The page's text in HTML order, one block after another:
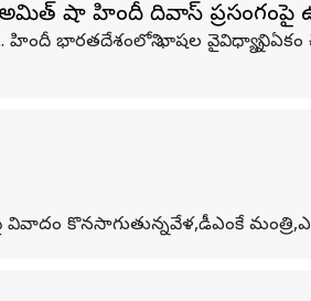
అమిత్ షా హిందీ దివాస్
భారతదేశంలోని భాషల వైవిధ్యాన్ని
కొనసాగుతున్నవేళ,డీఎంకే